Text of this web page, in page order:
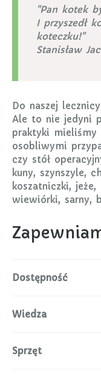
"Pan kotek
I przyszedł
koteczku!"
Stanisław
Do naszej
Ale to nie jedyni
praktyki
osobliwymi
czy stół
kuny, szynszyle,
koszatniczki, jeże,
wiewiórki, sarny,
Dostępność
Wiedza
Sprzęt